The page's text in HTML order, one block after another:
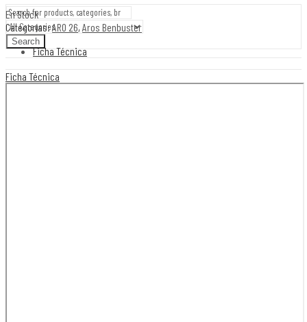
Search
En Stock
Categorías:ARO 26, Aros Benbuster
Ficha Técnica
Ficha Técnica